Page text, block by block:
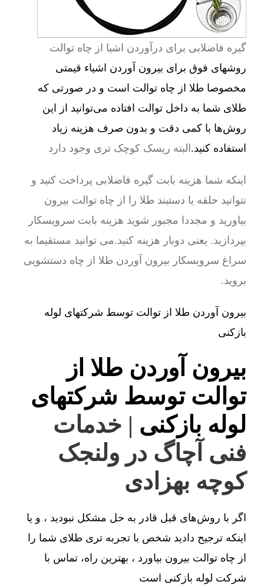
گیره فاضلابی برای درآوردن اشیا از چاه توالت
روشهای فوق برای بیرون آوردن اشیاء قیمتی
مخصوصا طلا از چاه توالت است و در صورتی که
طلای شما به داخل توالت افتاده می‌توانید از این
روش‌ها با کمی دقت و بدون صرف هزینه زیاد
استفاده کنید.البته ریسک کوچک تری وجود دارد
اینکه شما هزینه بابت گیره فاضلابی پرداخت کنید و
نتوانید حلقه یا دستبند طلا را از چاه توالت بیرون
بیاورید و مجددا مجبور شوید هزینه بابت سرویسکار
بپردازید. یعنی دوبار هزینه کنید.می توانید مستقیما به
سراغ سرویسکار بیرون آوردن طلا از چاه دستشویی
بروید.
بیرون آوردن طلا از توالت توسط شرکتهای لوله
بازکنی
بیرون آوردن طلا از
توالت توسط شرکتهای
لوله بازکنی | خدمات
فنی آچاگ در ولنجک
کوچه بهزادی
اگر با روش‌های قبل قادر به حل مشکل نبودید ، و یا
اینکه ترجیح دادید شخص با تجربه تری طلای شما را
از چاه توالت بیرون بیاورد ، بهترین راه، تماس با
شرکت لوله بازکنی است